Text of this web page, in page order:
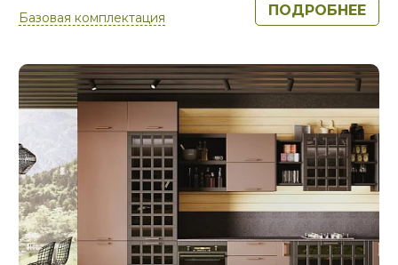
Базовая комплектация ПОДРОБНЕЕ